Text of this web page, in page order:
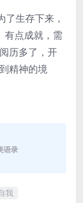
生存下来，
有点成就，需
历多了，开
精神的境
语录
我